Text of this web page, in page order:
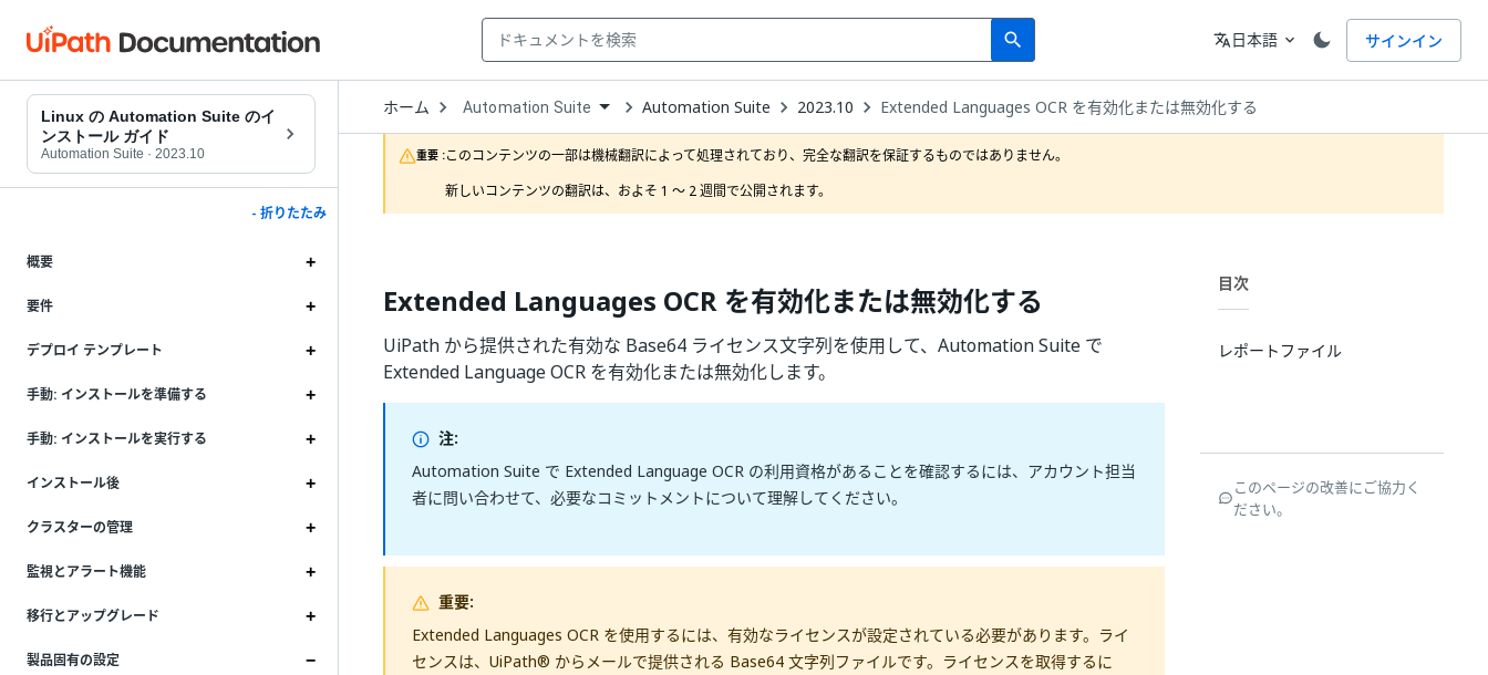
search
Search 言語
translate日本語 expand_more サインイン
Linux の Automation Suite のイ
ンストール ガイド
Automation Suite · 2023.10
- 折りたたみ
概要
要件
デプロイ テンプレート
手動: インストールを準備する
手動: インストールを実行する
インストール後
クラスターの管理
監視とアラート機能
移行とアップグレード
製品固有の設定
ホーム Open
Dropdown
to
choose
product
Automation Suite Automation Suite 2023.10 Extended Languages OCR を有効化または無効化する
重要 :このコンテンツの一部は機械翻訳によって処理されており、完全な翻訳を保証するものではありません。
新しいコンテンツの翻訳は、およそ 1 ～ 2 週間で公開されます。
Extended Languages OCR を有効化または無効化する
UiPath から提供された有効な Base64 ライセンス文字列を使用して、Automation Suite で
Extended Language OCR を有効化または無効化します。
注:
Automation Suite で Extended Language OCR の利用資格があることを確認するには、アカウント担当
者に問い合わせて、必要なコミットメントについて理解してください。
重要:
Extended Languages OCR を使用するには、有効なライセンスが設定されている必要があります。ライ
センスは、UiPath® からメールで提供される Base64 文字列ファイルです。ライセンスを取得するに
目次
レポートファイル
このページの改善にご協力く
ださい。